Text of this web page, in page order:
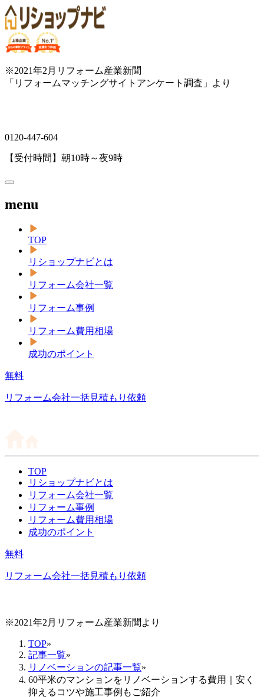
※2021年2月リフォーム産業新聞
「リフォームマッチングサイトアンケート調査」より
0120-447-604
【受付時間】朝10時～夜9時
menu
TOP
リショップナビとは
リフォーム会社一覧
リフォーム事例
リフォーム費用相場
成功のポイント
無料
リフォーム会社一括見積もり依頼
TOP
リショップナビとは
リフォーム会社一覧
リフォーム事例
リフォーム費用相場
成功のポイント
無料
リフォーム会社一括見積もり依頼
※2021年2月リフォーム産業新聞より
TOP»
記事一覧»
リノベーションの記事一覧»
60平米のマンションをリノベーションする費用｜安く
抑えるコツや施工事例もご紹介